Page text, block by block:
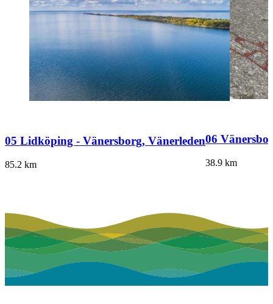
05 Lidköping - Vänersborg, Vänerleden
85.2 km
06
38.9 km